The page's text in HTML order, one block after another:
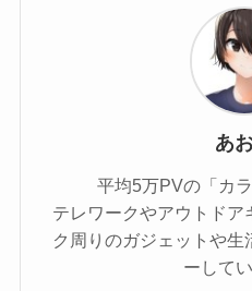
あ
平均5万PVの「カ
テレワークやアウトドア
ク周りのガジェットや生
ーしてい